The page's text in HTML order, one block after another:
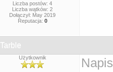
Liczba postów: 4
Liczba wątków: 2
Dołączył: May 2019
Reputacja: 0
Tarble
Użytkownik